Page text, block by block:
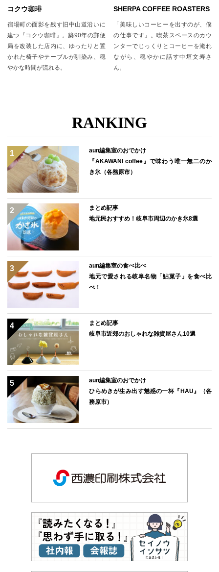
コクウ珈琲
宿場町の面影を残す旧中山道沿いに
建つ『コクウ珈琲』。築90年の郵便
局を改装した店内に、ゆったりと置
かれた椅子やテーブルが馴染み、穏
やかな時間が流れる。
SHERPA COFFEE ROASTERS
「美味しいコーヒーを出すのが、僕
の仕事です」。喫茶スペースのカウ
ンターでじっくりとコーヒーを淹れ
ながら、穏やかに話す中垣文寿さ
ん。
RANKING
aun編集室のおでかけ
『AKAWANI coffee』で味わう唯一無二のか
き氷（各務原市）
まとめ記事
地元民おすすめ！岐阜市周辺のかき氷8選
aun編集室の食べ比べ
地元で愛される岐阜名物「鮎菓子」を食べ比
べ！
まとめ記事
岐阜市近郊のおしゃれな雑貨屋さん10選
aun編集室のおでかけ
ひらめきが生み出す魅惑の一杯『HAU』（各
務原市）